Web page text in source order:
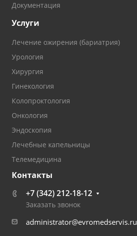
Документация
Услуги
Лечение ожирения (бариатрия)
Урология
Хирургия
Гинекология
Колопроктология
Онкология
Эндоскопия
Лечебные капельницы
Телемедицина
Контакты
+7 (342) 212-18-12
Заказать звонок
administrator@evromedservis.ru